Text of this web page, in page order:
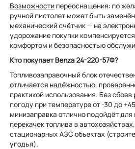
Возможности переоснащения: по
ручной пистолет может быть
механический счётчик — на
удорожание покупки
комфортом и безопасностью
Кто покупает Benza 24-220-57Ф?
Топливозаправочный блок
отличается надёжностью,
практикой использования. Без
погоду при температуре от -30 до
минизаправка отлично подойдёт
перекачек топлива в
стационарных АЗС объектах
угодья).